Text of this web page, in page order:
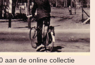
aan de online collectie